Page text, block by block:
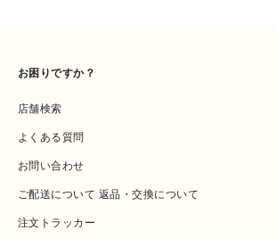
お困りですか？
店舗検索
よくある質問
お問い合わせ
ご配送について 返品・交換について
注文トラッカー